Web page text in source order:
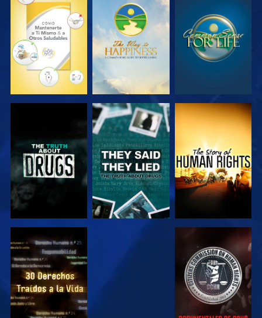
VE VE VE
VE VE
VE VE